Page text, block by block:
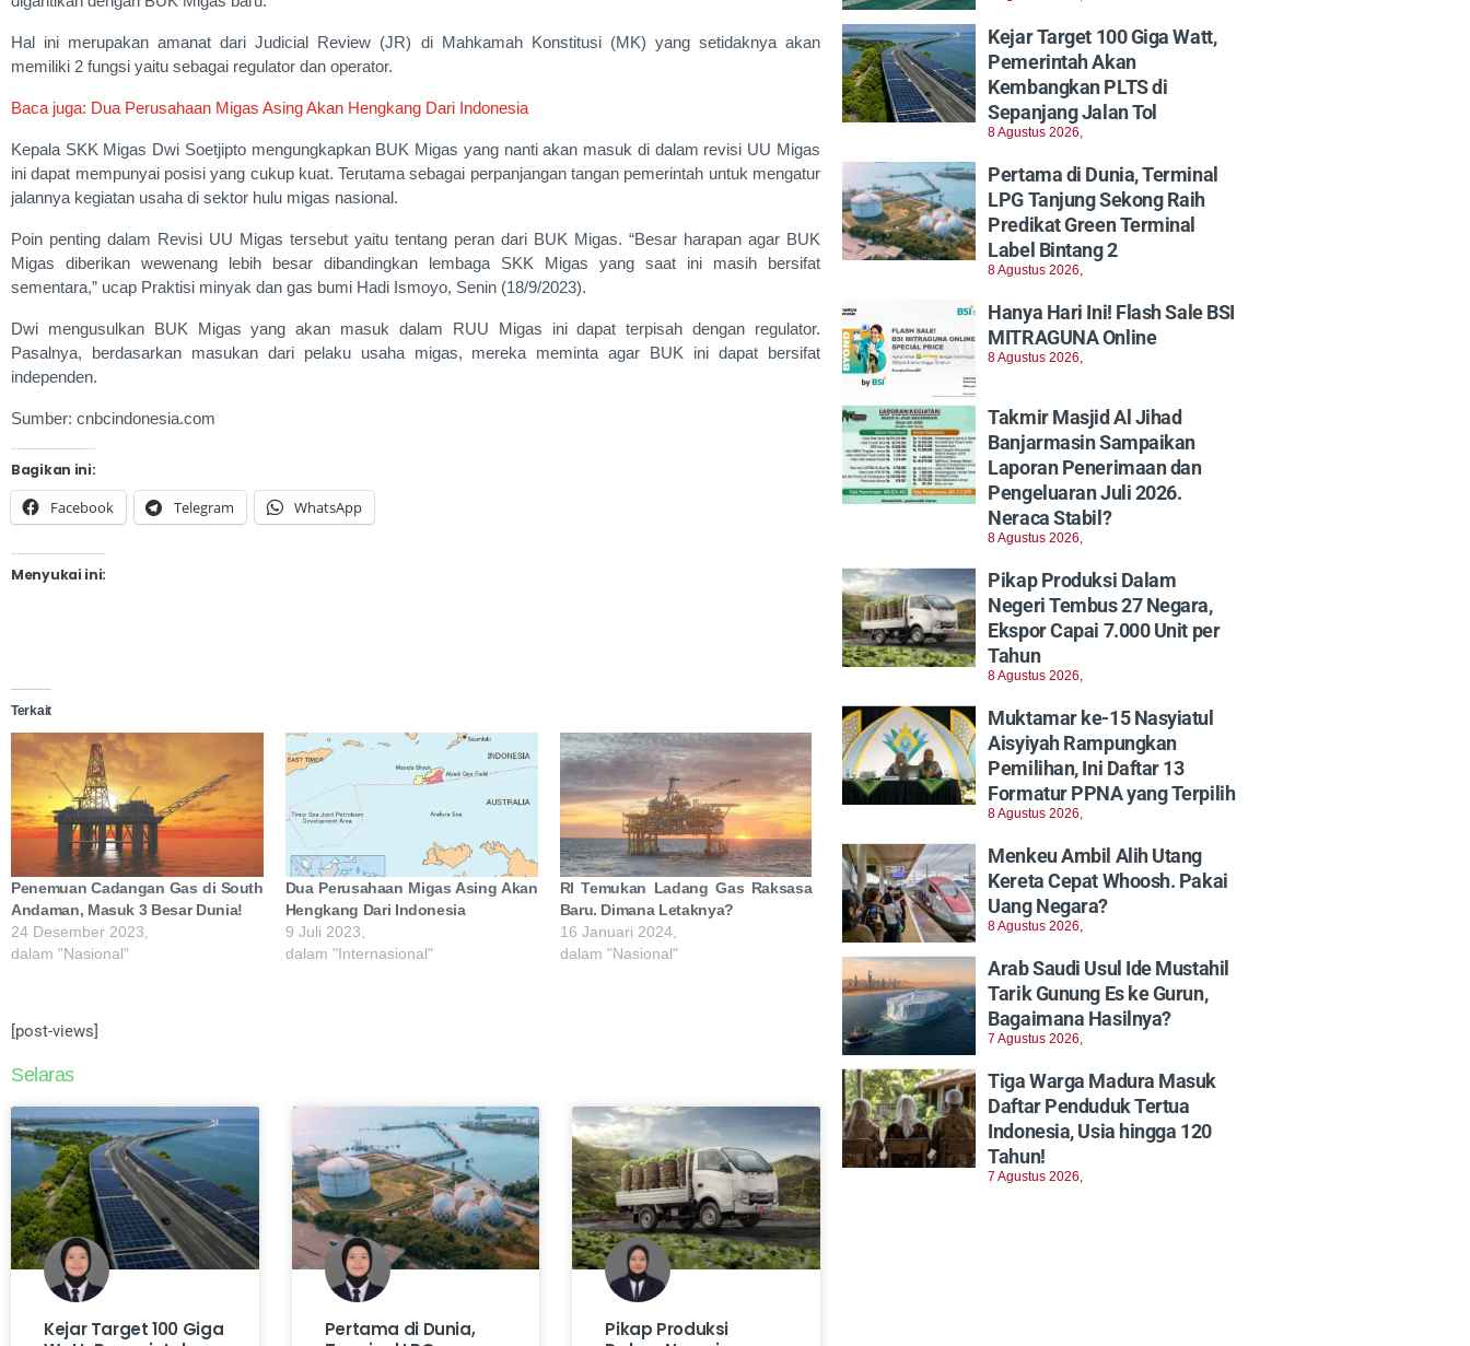
Hal ini merupakan amanat dari Judicial Review (JR) di Mahkamah Konstitusi (MK) yang setidaknya akan
memiliki 2 fungsi yaitu sebagai regulator dan operator.
Baca juga: Dua Perusahaan Migas Asing Akan Hengkang Dari Indonesia
Kepala SKK Migas Dwi Soetjipto mengungkapkan BUK Migas yang nanti akan masuk di dalam revisi UU Migas
ini dapat mempunyai posisi yang cukup kuat. Terutama sebagai perpanjangan tangan pemerintah untuk mengatur
jalannya kegiatan usaha di sektor hulu migas nasional.
Poin penting dalam Revisi UU Migas tersebut yaitu tentang peran dari BUK Migas. “Besar harapan agar BUK
Migas diberikan wewenang lebih besar dibandingkan lembaga SKK Migas yang saat ini masih bersifat
sementara,” ucap Praktisi minyak dan gas bumi Hadi Ismoyo, Senin (18/9/2023).
Dwi mengusulkan BUK Migas yang akan masuk dalam RUU Migas ini dapat terpisah dengan regulator.
Pasalnya, berdasarkan masukan dari pelaku usaha migas, mereka meminta agar BUK ini dapat bersifat
independen.
Sumber: cnbcindonesia.com
Bagikan ini:
Facebook Telegram WhatsApp
Menyukai ini:
Terkait
Penemuan Cadangan Gas di South
Andaman, Masuk 3 Besar Dunia!
24 Desember 2023,
dalam "Nasional"
Dua Perusahaan Migas Asing Akan
Hengkang Dari Indonesia
9 Juli 2023,
dalam "Internasional"
RI Temukan Ladang Gas Raksasa
Baru. Dimana Letaknya?
16 Januari 2024,
dalam "Nasional"
[post-views]
Selaras
Kejar Target 100 Giga
Pertama di Dunia,
Pikap Produksi
Kejar Target 100 Giga Watt,
Pemerintah Akan
Kembangkan PLTS di
Sepanjang Jalan Tol
8 Agustus 2026,
Pertama di Dunia, Terminal
LPG Tanjung Sekong Raih
Predikat Green Terminal
Label Bintang 2
8 Agustus 2026,
Hanya Hari Ini! Flash Sale BSI
MITRAGUNA Online
8 Agustus 2026,
Takmir Masjid Al Jihad
Banjarmasin Sampaikan
Laporan Penerimaan dan
Pengeluaran Juli 2026.
Neraca Stabil?
8 Agustus 2026,
Pikap Produksi Dalam
Negeri Tembus 27 Negara,
Ekspor Capai 7.000 Unit per
Tahun
8 Agustus 2026,
Muktamar ke-15 Nasyiatul
Aisyiyah Rampungkan
Pemilihan, Ini Daftar 13
Formatur PPNA yang Terpilih
8 Agustus 2026,
Menkeu Ambil Alih Utang
Kereta Cepat Whoosh. Pakai
Uang Negara?
8 Agustus 2026,
Arab Saudi Usul Ide Mustahil
Tarik Gunung Es ke Gurun,
Bagaimana Hasilnya?
7 Agustus 2026,
Tiga Warga Madura Masuk
Daftar Penduduk Tertua
Indonesia, Usia hingga 120
Tahun!
7 Agustus 2026,